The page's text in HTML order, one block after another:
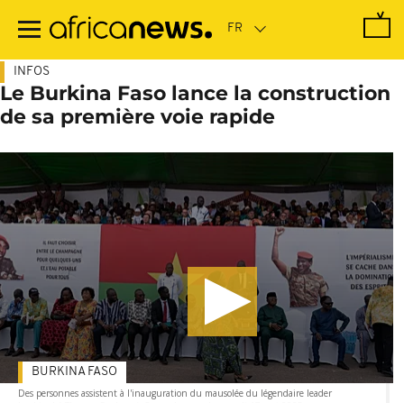
contenu
INFOS
Le Burkina Faso lance la construction
de sa première voie rapide
Des personnes assistent à l'inauguration du mausolée du légendaire leader
BURKINA FASO